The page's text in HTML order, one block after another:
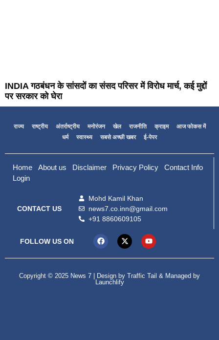
INDIA गठबंधन के सांसदों का संसद परिसर में विरोध मार्च, कई मुद्दों
पर सरकार को घेरा
राज्य राष्ट्रीय अंतर्राष्ट्रीय मनोरंजन खेल राजनीति क्राइम
आज फोकस में
धर्म
स्वास्थ्य सबसे अच्छी खबर ई-पेपर
Home About us Disclaimer Privacy Policy
Contact Info
Login
CONTACT US
Mohd Kamil Khan
news7.co.inn@gmail.com
+91 8860609105
FOLLOW US ON
Copyright © 2025 News 7 | Design by Traffic Tail & Managed by
Launchlify